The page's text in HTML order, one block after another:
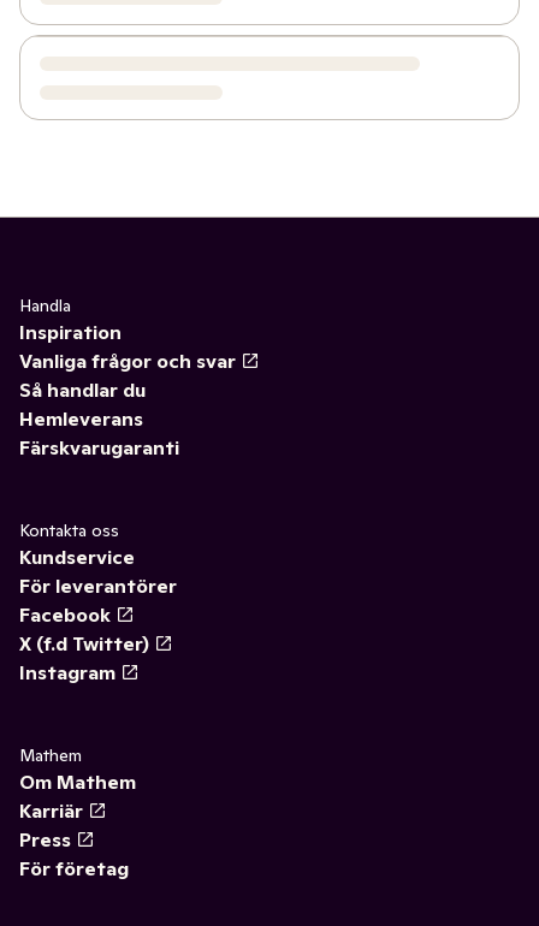
Handla
Inspiration
Vanliga frågor och svar
Så handlar du
Hemleverans
Färskvarugaranti
Kontakta oss
Kundservice
För leverantörer
Facebook
X (f.d Twitter)
Instagram
Mathem
Om Mathem
Karriär
Press
För företag